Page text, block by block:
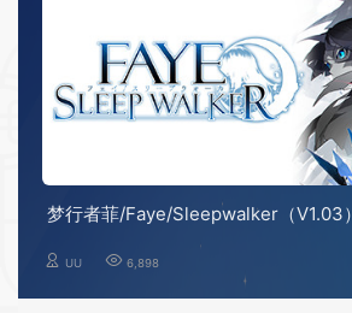
梦行者菲/Faye/Sleepwalker（V1.03）
UU 6,898